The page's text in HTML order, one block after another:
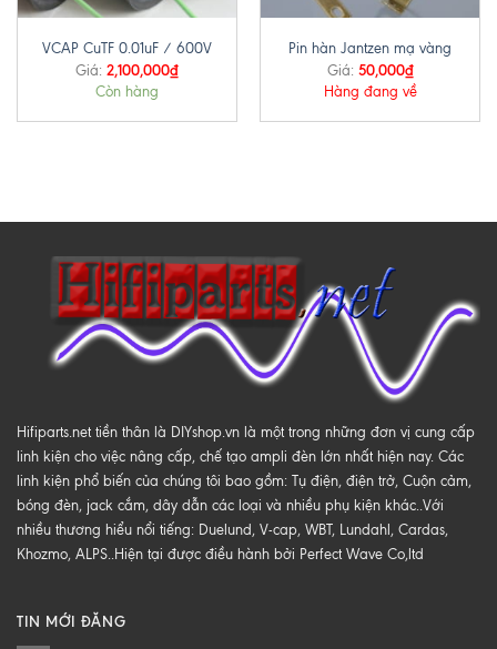
VCAP CuTF 0.01uF / 600V
Giá: 2,100,000₫
Còn hàng
Pin hàn Jantzen mạ vàng
Giá: 50,000₫
Hàng đang về
Hifiparts.net tiền thân là DIYshop.vn là một trong những đơn vị cung cấp
linh kiện cho việc nâng cấp, chế tạo ampli đèn lớn nhất hiện nay. Các
linh kiện phổ biến của chúng tôi bao gồm: Tụ điện, điện trở, Cuộn cảm,
bóng đèn, jack cắm, dây dẫn các loại và nhiều phụ kiện khác..Với
nhiều thương hiểu nổi tiếng: Duelund, V-cap, WBT, Lundahl, Cardas,
Khozmo, ALPS..Hiện tại được điều hành bởi Perfect Wave Co,ltd
TIN MỚI ĐĂNG